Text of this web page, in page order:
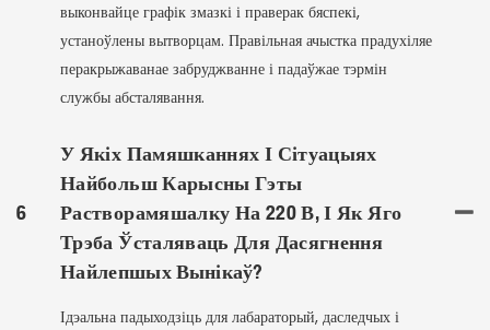
выконвайце графік змазкі і праверак бяспекі,
устаноўлены вытворцам. Правільная ачыстка прадухіляе
перакрыжаванае забруджванне і падаўжае тэрмін
службы абсталявання.
6
У Якіх Памяшканнях І Сітуацыях
Найбольш Карысны Гэты
Растворамяшалку На 220 В, І Як Яго
Трэба Ўсталяваць Для Дасягнення
Найлепшых Вынікаў?
Ідэальна падыходзіць для лабараторый, даследчых і